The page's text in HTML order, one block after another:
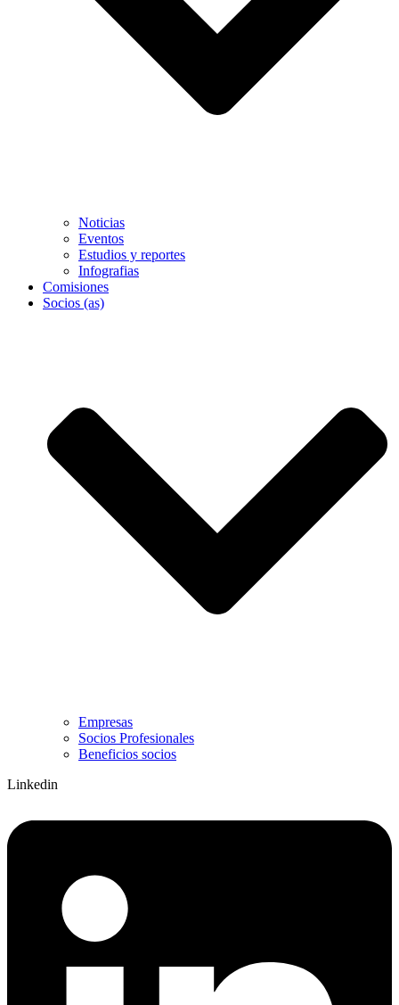
Noticias
Eventos
Estudios y reportes
Infografias
Comisiones
Socios (as)
Empresas
Socios Profesionales
Beneficios socios
Linkedin